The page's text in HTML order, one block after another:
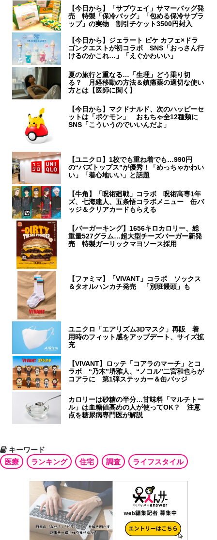
【今日から】「サブウェイ」サマーバッグ発
売 特製「保冷バッグ」「包める保冷サブラ
ップ」の実物 割引チケット3500円封入
【今日から】ジェラート ピケ カフェ×ドラ
ゴンクエストが初コラボ SNS「おっさん行
けるのかこれ…」「えぐかわいい」
夏の旅行と重なる…「生理」どう乗り切
る？ 月経移動の方法＆鎮痛薬の適切な使い
方とは【医師に聞く】
【今日から】マクドナルド、次のハッピーセ
ットは「ポケモン」 おもちゃ全12種類に
SNS「こういうのでいいんだよ」
【ユニクロ】1枚でも重ね着でも…990円
の“バズトップス”が優秀！「めっちゃかわい
い」「着心地いい」と話題
【牛角】「呪術廻戦」コラボ 呪術高専1年
ズ、七海建人、五条悟コラボメニュー 缶バ
ッジ＆クリアカードもらえる
【バーガーキング】1656キロカロリー、総
重量527グラム…超大型チーズバーガー新発
売 特製ガーリックマヨソース採用
【ファミマ】「VIVANT」コラボ ソックス
＆タオルハンカチ発売 「別班饅頭」も
ユニクロ「エアリズム3Dマスク」再販 着
用時のフィット感をアップデート、サイズ拡
充
【VIVANT】ロッテ「コアラのマーチ」とコ
ラボ “乃木”堺雅人、“ノコル”二宮和也らが
コアラに 第1弾ステッカー＆缶バッジ
カロリーは砂糖の半分…甘味料「マルチトー
ル」は血糖値高めの人が使ってOK？ 注意
点を糖尿病専門医が解説
キーワード
医療
ランキング 住宅 調査 ライフスタイル